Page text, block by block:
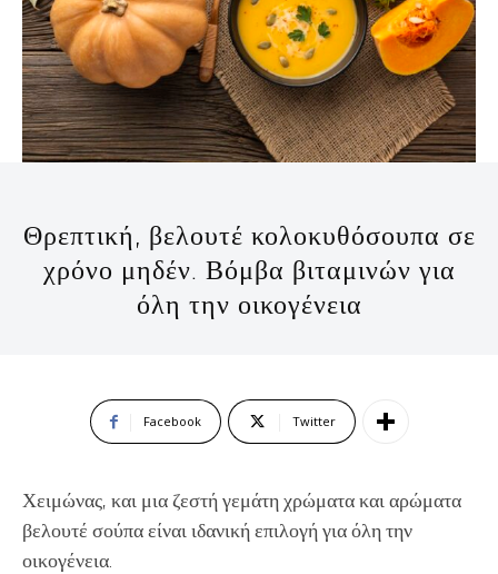
Θρεπτική, βελουτέ κολοκυθόσουπα σε
χρόνο μηδέν. Βόμβα βιταμινών για
όλη την οικογένεια
Facebook Twitter
Χειμώνας, και μια ζεστή γεμάτη χρώματα και αρώματα
βελουτέ σούπα είναι ιδανική επιλογή για όλη την
οικογένεια.